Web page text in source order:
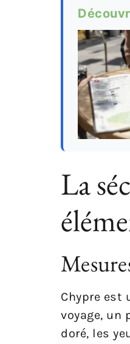
La
Chypre est
voyage, un
doré, les